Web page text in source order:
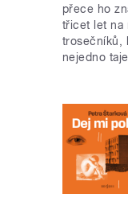
přece ho
třicet let na
trosečníků,
nejedno